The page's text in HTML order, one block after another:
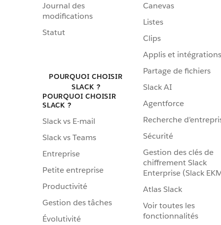
Journal des
modifications
Statut
POURQUOI CHOISIR
SLACK ?
POURQUOI CHOISIR
SLACK ?
Slack vs E-mail
Slack vs Teams
Entreprise
Petite entreprise
Productivité
Gestion des tâches
Évolutivité
Canevas
Listes
Clips
Applis et intégrations
Partage de fichiers
Slack AI
Agentforce
Recherche
Sécurité
Gestion des clés de
chiffrement Slack
Enterprise (Slack
Atlas Slack
Voir toutes les
fonctionnalités